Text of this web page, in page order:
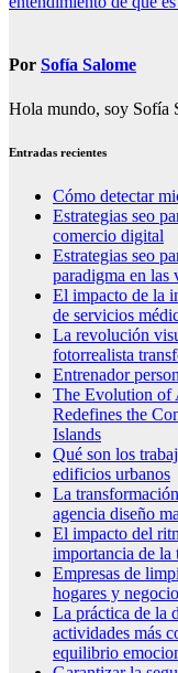
Por Sofía Salome
Hola mundo, soy Sofía
Entradas recientes
Cómo detectar
Estrategias seo
comercio digital
Estrategias seo
paradigma en las
El impacto de la
de servicios
La revolución
fotorrealista
Entrenador
The Evolution of
Redefines the
Islands
Qué son los
edificios urbanos
La
agencia diseño
El impacto del
importancia de la
Empresas de
hogares y
La práctica de la
actividades más
equilibrio